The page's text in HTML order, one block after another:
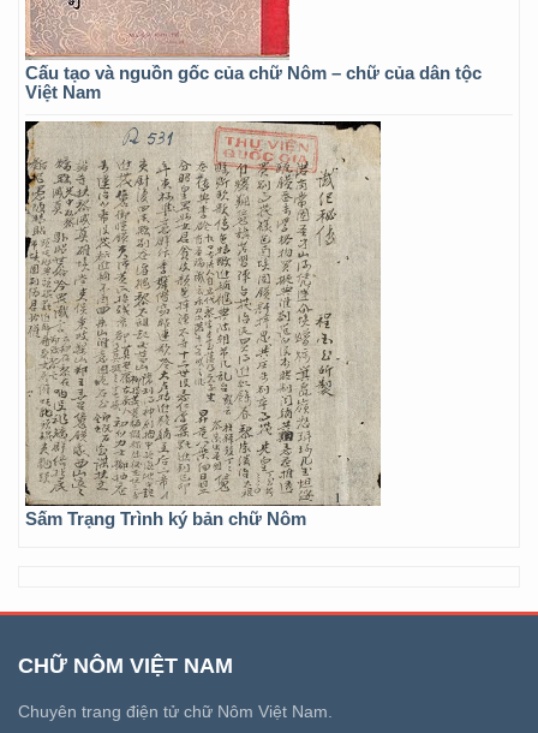
Cấu tạo và nguồn gốc của chữ Nôm – chữ của dân tộc
Việt Nam
Sấm Trạng Trình ký bản chữ Nôm
CHỮ NÔM VIỆT NAM
Chuyên trang điện tử chữ Nôm Việt Nam.